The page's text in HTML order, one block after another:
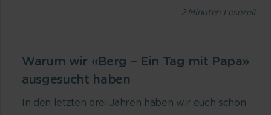
2Minuten Lesezeit
Warum wir «Berg – Ein Tag mit Papa»
ausgesucht haben
In den letzten drei Jahren haben wir euch schon